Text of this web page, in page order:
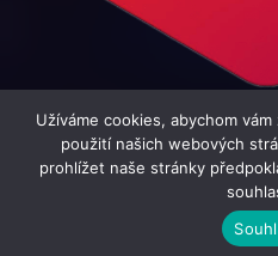
© 2016 - 2026 i-Zpravodaj.cz |
Všechna práva vyhrazena
Užíváme cookies, abychom
použití našich webových
prohlížet naše stránky